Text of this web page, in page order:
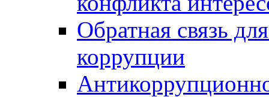
Обратная связь
коррупции